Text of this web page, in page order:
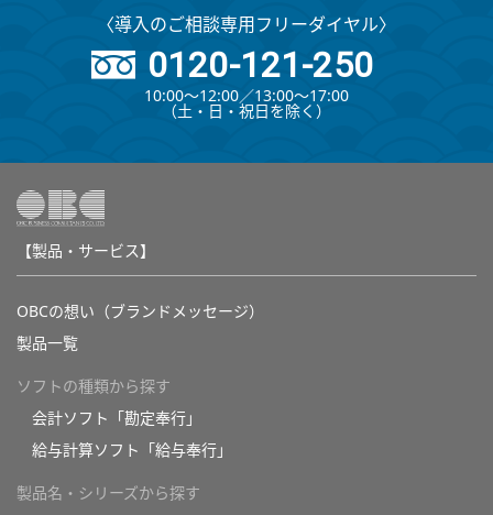
〈導入のご相談専用フリーダイヤル〉
0120-121-250
10:00～12:00∕13:00～17:00
（⼟・⽇・祝⽇を除く）
【製品・サービス】
OBCの想い（ブランドメッセージ）
製品一覧
ソフトの種類から探す
会計ソフト「勘定奉行」
給与計算ソフト「給与奉行」
製品名・シリーズから探す